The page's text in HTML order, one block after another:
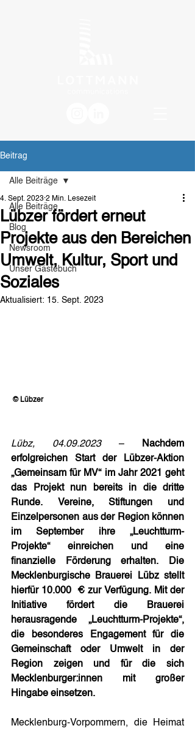
Beitrag
Alle Beiträge
Blog
Newsroom
Unser Gästebuch
Alle Beiträge
Lübzer fördert erneut
Projekte aus den Bereichen
Umwelt, Kultur, Sport und
Soziales
4. Sept. 2023 2 Min. Lesezeit
Aktualisiert: 15. Sept. 2023
© Lübzer
Lübz, 04.09.2023 – Nachdem
erfolgreichen Start der Lübzer-Aktion
„Gemeinsam für MV“ im Jahr 2021 geht
das Projekt nun bereits in die dritte
Runde. Vereine, Stiftungen und
Einzelpersonen aus der Region können
im September ihre „Leuchtturm-
Projekte“ einreichen und eine
finanzielle Förderung erhalten. Die
Mecklenburgische Brauerei Lübz stellt
hierfür 10.000  € zur Verfügung. Mit der
Initiative fördert die Brauerei
herausragende „Leuchtturm-Projekte“,
die besonderes Engagement für die
Gemeinschaft oder Umwelt in der
Region zeigen und für die sich
Mecklenburger:innen mit großer
Hingabe einsetzen.
Mecklenburg-Vorpommern, die Heimat